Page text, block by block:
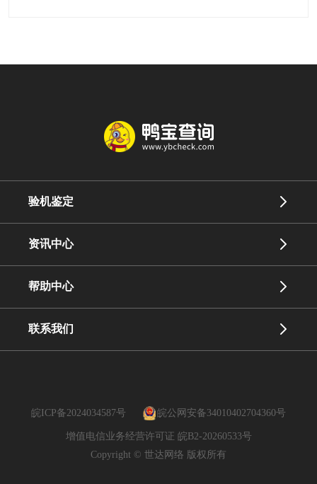
验机鉴定
资讯中心
帮助中心
联系我们
皖ICP备2024034587号 皖公网安备34010402704360号
增值电信业务经营许可证 皖B2-20260533号
Copyright © 世达网络 版权所有